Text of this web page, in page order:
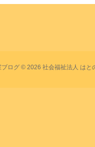
ブログ © 2026 社会福祉法人 はと